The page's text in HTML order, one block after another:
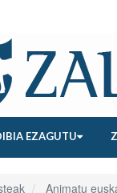
EZAGUTU
Animatu